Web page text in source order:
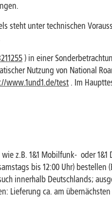
steht unter technischen
) in einer
Nutzung von National
www.1und1.de/test . Im
z.B. 1&1 Mobilfunk- oder
bis 12:00 Uhr)
innerhalb Deutschlands;
Lieferung ca. am